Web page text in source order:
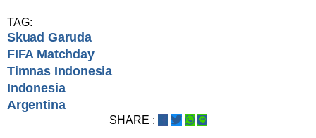
TAG:
Skuad Garuda
FIFA Matchday
Timnas Indonesia
Indonesia
Argentina
SHARE :